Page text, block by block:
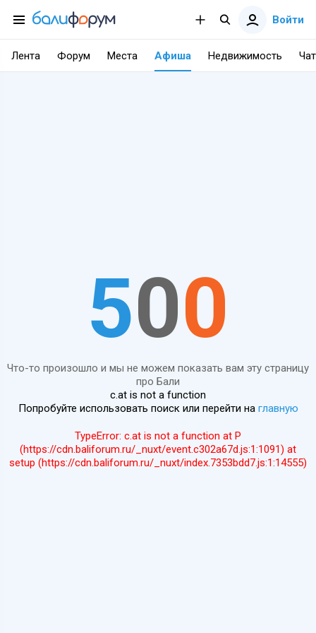
Войти
Лента Форум Места Афиша Недвижимость Чат
500
Что-то произошло и мы не можем показать вам эту страницу
про Бали
c.at is not a function
Попробуйте использовать поиск или перейти на главную
TypeError: c.at is not a function at P
(https://cdn.baliforum.ru/_nuxt/event.c302a67d.js:1:1091) at
setup (https://cdn.baliforum.ru/_nuxt/index.7353bdd7.js:1:14555)